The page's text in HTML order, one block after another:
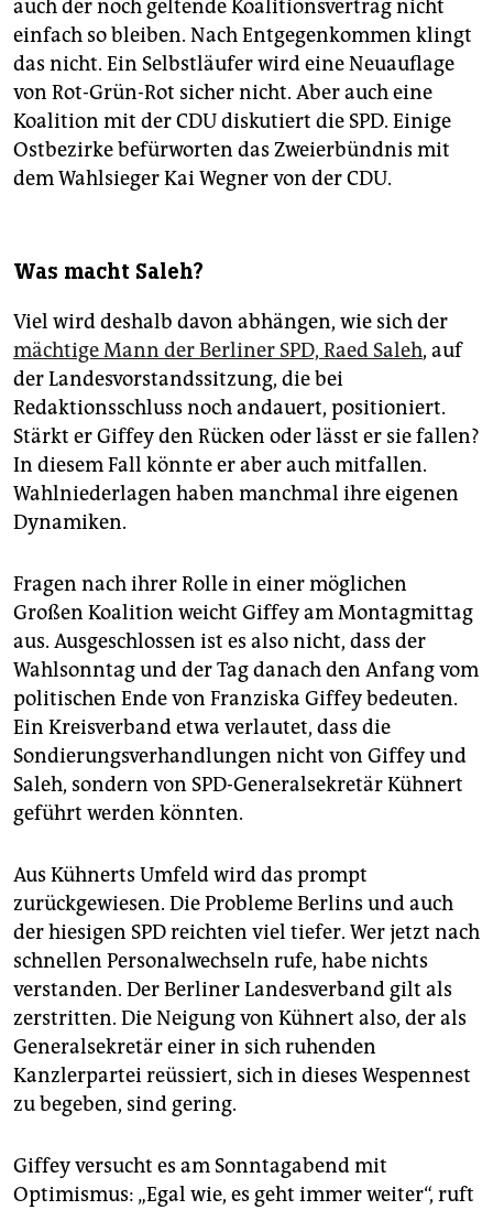
auch der noch geltende Koalitionsvertrag nicht
einfach so bleiben. Nach Entgegenkommen klingt
das nicht. Ein Selbstläufer wird eine Neuauflage
von Rot-Grün-Rot sicher nicht. Aber auch eine
Koalition mit der CDU diskutiert die SPD. Einige
Ostbezirke befürworten das Zweierbündnis mit
dem Wahlsieger Kai Wegner von der CDU.
Was macht Saleh?
Viel wird deshalb davon abhängen, wie sich der
mächtige Mann der Berliner SPD, Raed Saleh, auf
der Landesvorstandssitzung, die bei
Redaktionsschluss noch andauert, positioniert.
Stärkt er Giffey den Rücken oder lässt er sie fallen?
In diesem Fall könnte er aber auch mitfallen.
Wahlniederlagen haben manchmal ihre eigenen
Dynamiken.
Fragen nach ihrer Rolle in einer möglichen
Großen Koalition weicht Giffey am Montagmittag
aus. Ausgeschlossen ist es also nicht, dass der
Wahlsonntag und der Tag danach den Anfang vom
politischen Ende von Franziska Giffey bedeuten.
Ein Kreisverband etwa verlautet, dass die
Sondierungsverhandlungen nicht von Giffey und
Saleh, sondern von SPD-Generalsekretär Kühnert
geführt werden könnten.
Aus Kühnerts Umfeld wird das prompt
zurückgewiesen. Die Probleme Berlins und auch
der hiesigen SPD reichten viel tiefer. Wer jetzt nach
schnellen Personalwechseln rufe, habe nichts
verstanden. Der Berliner Landesverband gilt als
zerstritten. Die Neigung von Kühnert also, der als
Generalsekretär einer in sich ruhenden
Kanzlerpartei reüssiert, sich in dieses Wespennest
zu begeben, sind gering.
Giffey versucht es am Sonntagabend mit
Optimismus: „Egal wie, es geht immer weiter“, ruft